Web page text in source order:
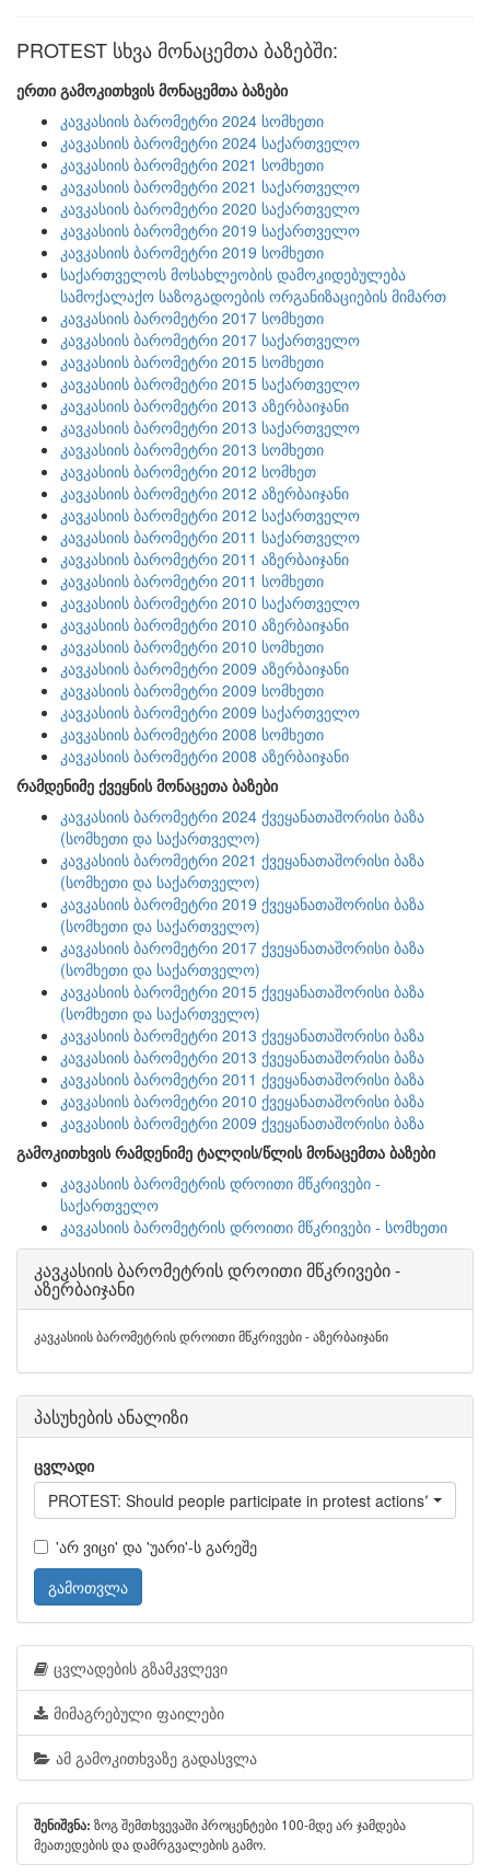
PROTEST სხვა მონაცემთა ბაზებში:
ერთი გამოკითხვის მონაცემთა ბაზები
კავკასიის ბარომეტრი 2024 სომხეთი
კავკასიის ბარომეტრი 2024 საქართველო
კავკასიის ბარომეტრი 2021 სომხეთი
კავკასიის ბარომეტრი 2021 საქართველო
კავკასიის ბარომეტრი 2020 საქართველო
კავკასიის ბარომეტრი 2019 საქართველო
კავკასიის ბარომეტრი 2019 სომხეთი
საქართველოს მოსახლეობის დამოკიდებულება
სამოქალაქო საზოგადოების ორგანიზაციების მიმართ
კავკასიის ბარომეტრი 2017 სომხეთი
კავკასიის ბარომეტრი 2017 საქართველო
კავკასიის ბარომეტრი 2015 სომხეთი
კავკასიის ბარომეტრი 2015 საქართველო
კავკასიის ბარომეტრი 2013 აზერბაიჯანი
კავკასიის ბარომეტრი 2013 საქართველო
კავკასიის ბარომეტრი 2013 სომხეთი
კავკასიის ბარომეტრი 2012 სომხეთ
კავკასიის ბარომეტრი 2012 აზერბაიჯანი
კავკასიის ბარომეტრი 2012 საქართველო
კავკასიის ბარომეტრი 2011 საქართველო
კავკასიის ბარომეტრი 2011 აზერბაიჯანი
კავკასიის ბარომეტრი 2011 სომხეთი
კავკასიის ბარომეტრი 2010 საქართველო
კავკასიის ბარომეტრი 2010 აზერბაიჯანი
კავკასიის ბარომეტრი 2010 სომხეთი
კავკასიის ბარომეტრი 2009 აზერბაიჯანი
კავკასიის ბარომეტრი 2009 სომხეთი
კავკასიის ბარომეტრი 2009 საქართველო
კავკასიის ბარომეტრი 2008 სომხეთი
კავკასიის ბარომეტრი 2008 აზერბაიჯანი
რამდენიმე ქვეყნის მონაცეთა ბაზები
კავკასიის ბარომეტრი 2024 ქვეყანათაშორისი ბაზა
(სომხეთი და საქართველო)
კავკასიის ბარომეტრი 2021 ქვეყანათაშორისი ბაზა
(სომხეთი და საქართველო)
კავკასიის ბარომეტრი 2019 ქვეყანათაშორისი ბაზა
(სომხეთი და საქართველო)
კავკასიის ბარომეტრი 2017 ქვეყანათაშორისი ბაზა
(სომხეთი და საქართველო)
კავკასიის ბარომეტრი 2015 ქვეყანათაშორისი ბაზა
(სომხეთი და საქართველო)
კავკასიის ბარომეტრი 2013 ქვეყანათაშორისი ბაზა
კავკასიის ბარომეტრი 2013 ქვეყანათაშორისი ბაზა
კავკასიის ბარომეტრი 2011 ქვეყანათაშორისი ბაზა
კავკასიის ბარომეტრი 2010 ქვეყანათაშორისი ბაზა
კავკასიის ბარომეტრი 2009 ქვეყანათაშორისი ბაზა
გამოკითხვის რამდენიმე ტალღის/წლის მონაცემთა ბაზები
კავკასიის ბარომეტრის დროითი მწკრივები -
საქართველო
კავკასიის ბარომეტრის დროითი მწკრივები - სომხეთი
კავკასიის ბარომეტრის დროითი მწკრივები -
აზერბაიჯანი
კავკასიის ბარომეტრის დროითი მწკრივები - აზერბაიჯანი
პასუხების ანალიზი
ცვლადი
PROTEST: Should people participate in protest actions?
'არ ვიცი' და 'უარი'-ს გარეშე
გამოთვლა
ცვლადების გზამკვლევი
მიმაგრებული ფაილები
ამ გამოკითხვაზე გადასვლა
შენიშვნა: ზოგ შემთხვევაში პროცენტები 100-მდე არ ჯამდება
მეათედების და დამრგვალების გამო.